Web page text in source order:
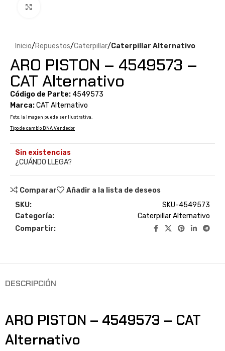
Inicio Repuestos Caterpillar Caterpillar Alternativo
ARO PISTON – 4549573 –
CAT Alternativo
Código de Parte:4549573
Marca:CAT Alternativo
Foto: la imagen puede ser Ilustrativa.
Tipo de cambio BNA Vendedor
Sin existencias
¿CUÁNDO LLEGA?
Comparar
Añadir a la lista de deseos
SKU:
SKU-4549573
Categoría:
Caterpillar Alternativo
Compartir:
DESCRIPCIÓN
ARO PISTON – 4549573 – CAT
Alternativo